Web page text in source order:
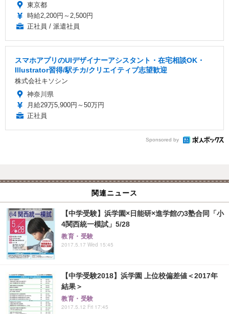
東京都
時給2,200円～2,500円
正社員 / 派遣社員
スマホアプリのUIデザイナーアシスタント・在宅相談OK・
Illustrator習得/駅チカ/クリエイティブ志望歓迎
株式会社キソシン
神奈川県
月給29万5,900円～50万円
正社員
Sponsored by
関連ニュース
【中学受験】浜学園×日能研×進学館の3塾合同「小
4関西統一模試」5/28
教育・受験
2017.5.17 Wed 15:45
【中学受験2018】浜学園 上位校偏差値＜2017年
結果＞
教育・受験
2017.5.12 Fri 17:45